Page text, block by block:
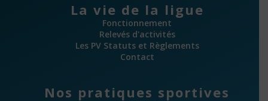
La vie de la ligue
Fonctionnement
Relevés d'activités
Les PV Statuts et Règlements
Contact
Nos pratiques sportives